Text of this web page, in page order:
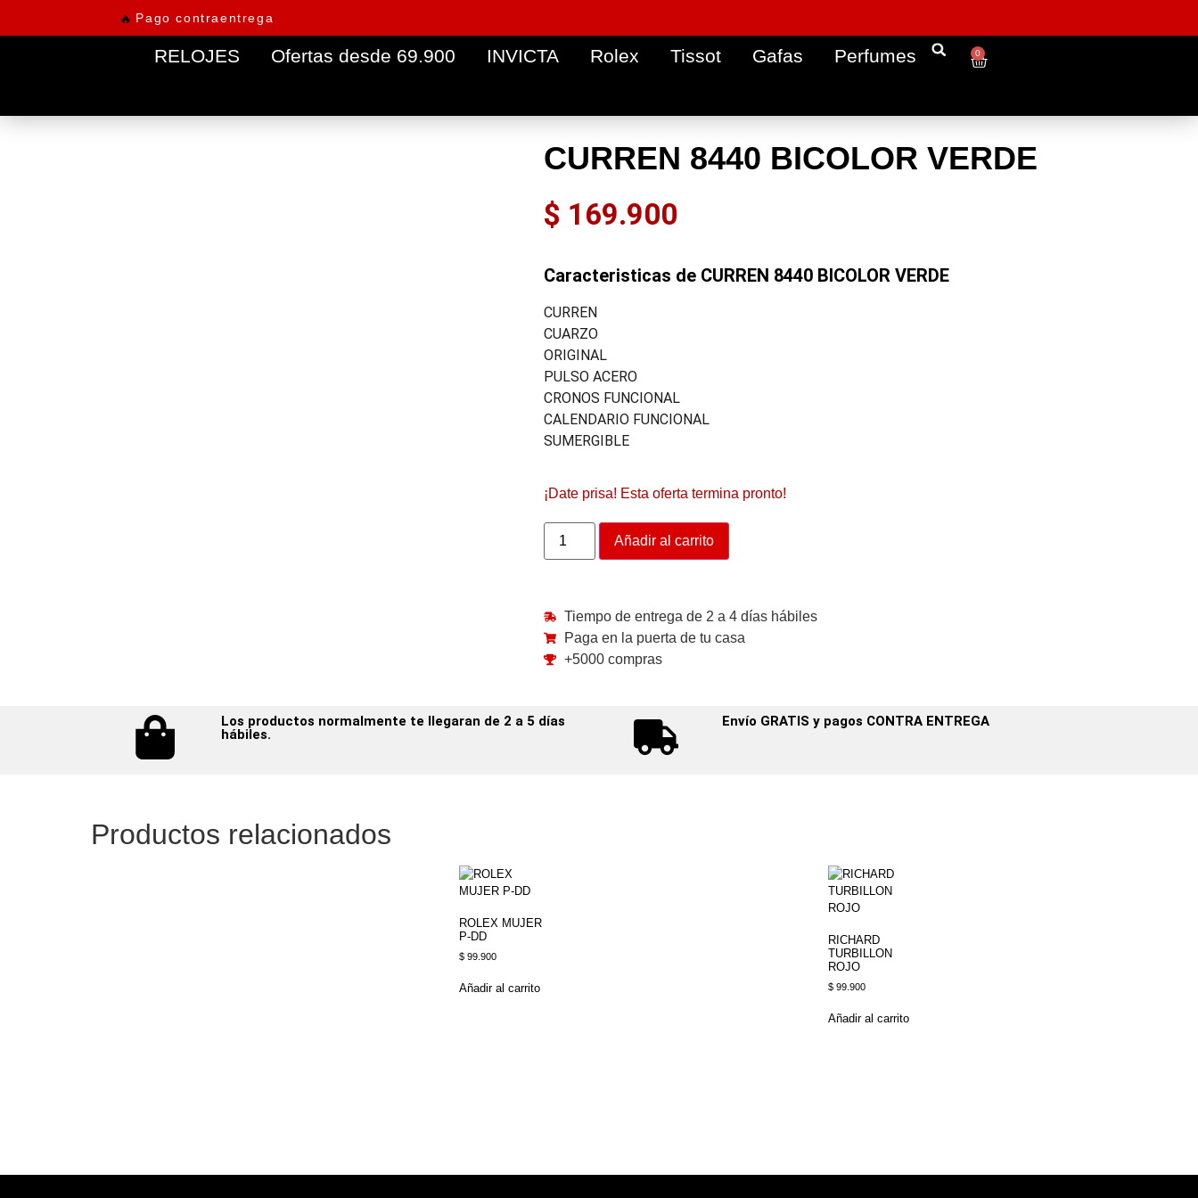
🔥 Pago contraentrega
RELOJES Ofertas desde 69.900 INVICTA Rolex Tissot Gafas Perfumes 0
CURREN 8440 BICOLOR VERDE
$ 169.900
Caracteristicas de CURREN 8440 BICOLOR VERDE
CURREN
CUARZO
ORIGINAL
PULSO ACERO
CRONOS FUNCIONAL
CALENDARIO FUNCIONAL
SUMERGIBLE
¡Date prisa! Esta oferta termina pronto!
Añadir al carrito
Tiempo de entrega de 2 a 4 días hábiles
Paga en la puerta de tu casa
+5000 compras
Los productos normalmente te llegaran de 2 a 5 días
hábiles.
Envío GRATIS y pagos CONTRA ENTREGA
Productos relacionados
ROLEX MUJER
P-DD
$ 99.900
Añadir al carrito
RICHARD
TURBILLON
ROJO
$99.900
Añadir al carrito